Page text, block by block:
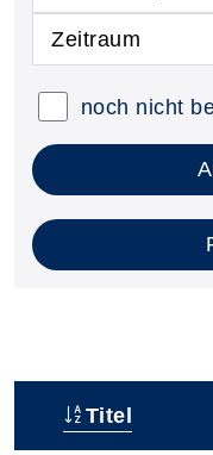
Zeitraum
noch nicht
Titel